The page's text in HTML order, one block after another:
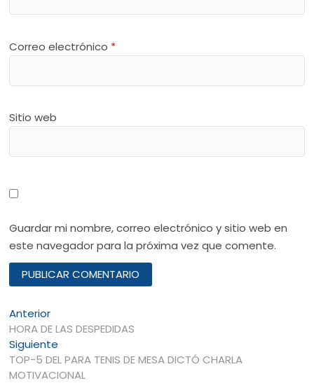
Correo electrónico *
Sitio web
Guardar mi nombre, correo electrónico y sitio web en
este navegador para la próxima vez que comente.
Navegación
de
entradas
AnteriorEntrada
anterior:
HORA DE LAS DESPEDIDAS
Siguiente
siguiente:
TOP-5 DEL PARA TENIS DE MESA DICTÓ CHARLA
MOTIVACIONAL